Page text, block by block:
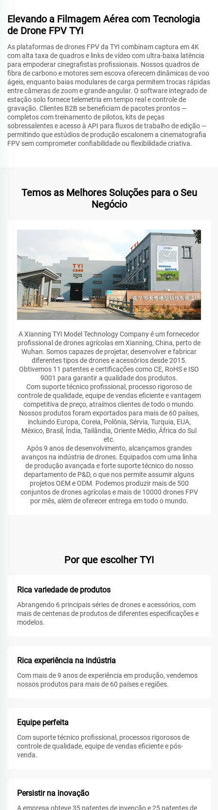
Elevando a Filmagem Aérea com Tecnologia
de Drone FPV TYI
As plataformas de drones FPV da TYI combinam captura em 4K
com alta taxa de quadros e links de vídeo com ultra-baixa latência
para empoderar cinegrafistas profissionais. Nossos quadros de
fibra de carbono e motores sem escova oferecem dinâmicas de voo
ágeis, enquanto baias modulares de carga permitem trocas rápidas
entre câmeras de zoom e grande-angular. O software integrado de
estação solo fornece telemetria em tempo real e controle de
gravação. Clientes B2B se beneficiam de pacotes prontos —
completos com treinamento de pilotos, kits de peças
sobressalentes e acesso à API para fluxos de trabalho de edição —
permitindo que estúdios de produção escalonem a cinematografia
FPV sem comprometer confiabilidade ou flexibilidade criativa.
Temos as Melhores Soluções para o Seu
Negócio
A Xianning TYI Model Technology Company é um fornecedor
profissional de drones agrícolas em Xianning, China, perto de
Wuhan. Somos capazes de projetar, desenvolver e fabricar
diferentes tipos de drones e acessórios desde 2015.
Obtivemos 11 patentes e certificações como CE, RoHS e ISO
9001 para garantir a qualidade dos produtos.
Com suporte técnico profissional, processo rigoroso de
controle de qualidade, equipe de vendas eficiente e vantagem
competitiva de preço, atraímos clientes de todo o mundo.
Nossos produtos foram exportados para mais de 60 países,
incluindo Europa, Coreia, Polônia, Sérvia, Turquia, EUA,
México, Brasil, Índia, Tailândia, Oriente Médio, África do Sul
etc.
Após 9 anos de desenvolvimento, alcançamos grandes
avanços na indústria de drones. Equipados com uma linha
de produção avançada e forte suporte técnico do nosso
departamento de P&D, o que nos permite assumir alguns
projetos OEM e ODM. Podemos produzir mais de 500
conjuntos de drones agrícolas e mais de 10000 drones FPV
por mês, além de oferecer entrega em todo o mundo.
Por que escolher TYI
Rica variedade de produtos
Abrangendo 6 principais séries de drones e acessórios, com
mais de centenas de produtos de diferentes especificações e
modelos.
Rica experiência na indústria
Com mais de 9 anos de experiência em produção, vendemos
nossos produtos para mais de 60 países e regiões.
Equipe perfeita
Com suporte técnico profissional, processos rigorosos de
controle de qualidade, equipe de vendas eficiente e pós-
venda.
Persistir na inovação
A empresa obteve 35 patentes de invenção e 25 patentes de